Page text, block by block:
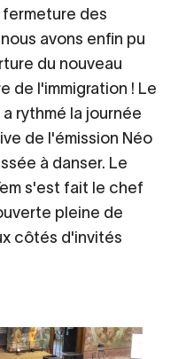
des
avons enfin pu
du nouveau
de l'immigration ! Le
a rythmé la journée
de l'émission Néo
à danser. Le
s'est fait le chef
pleine de
côtés d'invités